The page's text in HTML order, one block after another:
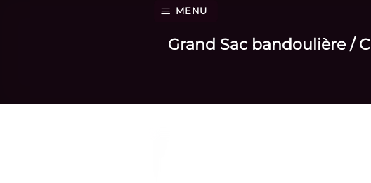
MENU
Grand Sac bandoulière /